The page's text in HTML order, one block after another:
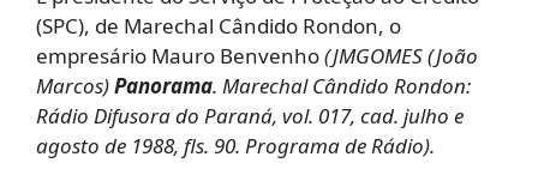
(SPC), de Marechal Cândido Rondon, o
empresário Mauro Benvenho(JMGOMES (João
Marcos)Panorama. Marechal Cândido Rondon:
Rádio Difusora do Paraná, vol. 017, cad. julho e
agosto de 1988, fls. 90. Programa de Rádio).